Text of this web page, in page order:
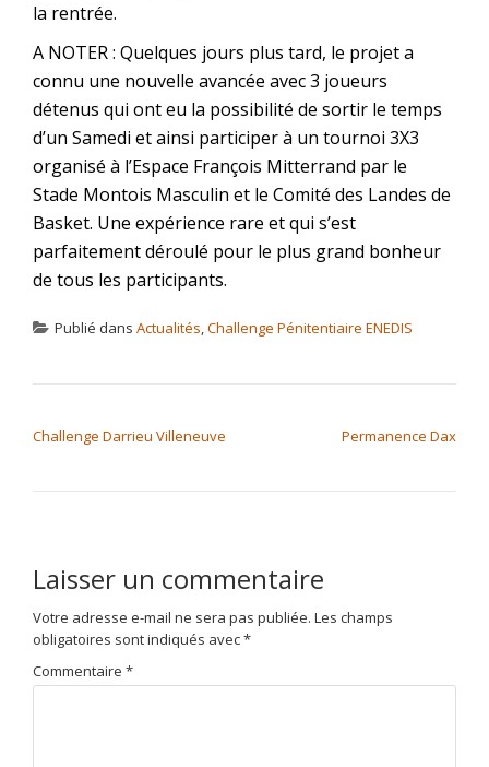
la rentrée.
A NOTER : Quelques jours plus tard, le projet a
connu une nouvelle avancée avec 3 joueurs
détenus qui ont eu la possibilité de sortir le temps
d’un Samedi et ainsi participer à un tournoi 3X3
organisé à l’Espace François Mitterrand par le
Stade Montois Masculin et le Comité des Landes de
Basket. Une expérience rare et qui s’est
parfaitement déroulé pour le plus grand bonheur
de tous les participants.
Publié dans Actualités,Challenge Pénitentiaire ENEDIS
Challenge Darrieu Villeneuve Permanence Dax
Laisser un commentaire
Votre adresse e-mail ne sera pas publiée. Les champs
obligatoires sont indiqués avec*
Commentaire *